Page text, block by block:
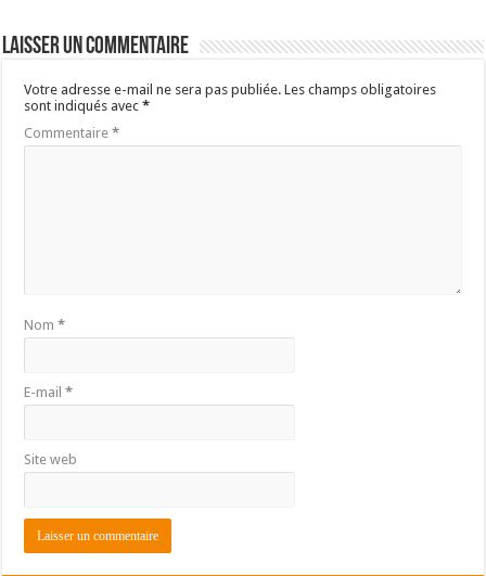
Laisser un commentaire
Votre adresse e-mail ne sera pas publiée. Les champs obligatoires
sont indiqués avec*
Commentaire*
Nom*
E-mail*
Site web